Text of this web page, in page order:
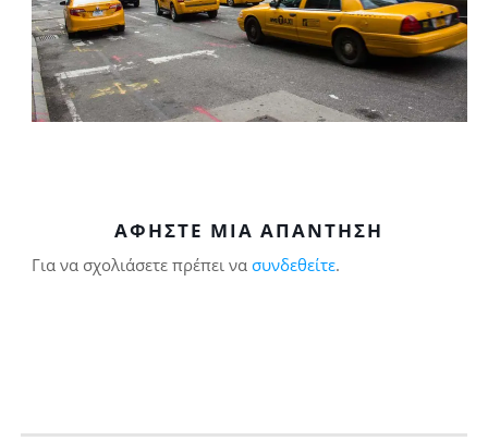
ΑΦΉΣΤΕ ΜΙΑ ΑΠΆΝΤΗΣΗ
Για να σχολιάσετε πρέπει να συνδεθείτε.